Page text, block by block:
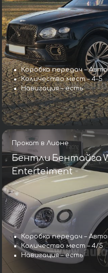
Коробка передач –
Количество мест – 4-5
Навигация – есть
Прокат в Лионе
Бентли Бентайга
Enterteiment
Коробка передач –
Количество мест – 4/5
Навигация – есть
Коробка передач –
Количество мест – 5
Навигация – есть